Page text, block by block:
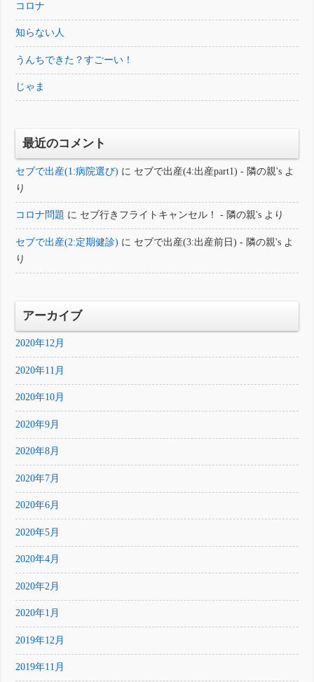
コロナ
知らない人
うんちできた？すごーい！
じゃま
最近のコメント
セブで出産(1:病院選び) に セブで出産(4:出産part1) - 隣の親's よ
り
コロナ問題 に セブ行きフライトキャンセル！ - 隣の親's より
セブで出産(2:定期健診) に セブで出産(3:出産前日) - 隣の親's よ
り
アーカイブ
2020年12月
2020年11月
2020年10月
2020年9月
2020年8月
2020年7月
2020年6月
2020年5月
2020年4月
2020年2月
2020年1月
2019年12月
2019年11月